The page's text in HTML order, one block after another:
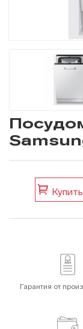
Купить
Гарантия от